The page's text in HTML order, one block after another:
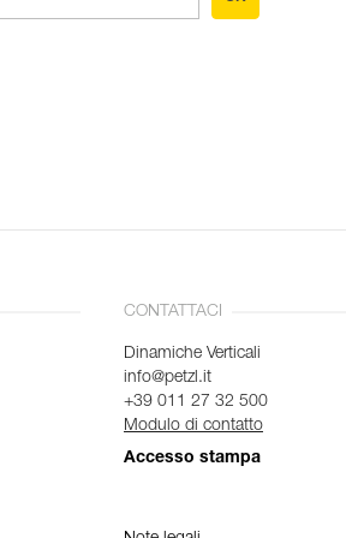
CONTATTACI
Dinamiche Verticali
info@petzl.it
+39 011 27 32 500
Modulo di contatto
Accesso stampa